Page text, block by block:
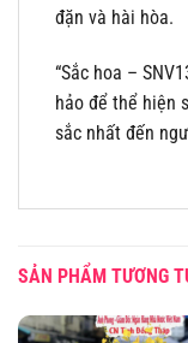
đặn và hài hòa.
“Sắc hoa –
hảo để thể hiện
sắc nhất đến
SẢN PHẨM TƯƠNG